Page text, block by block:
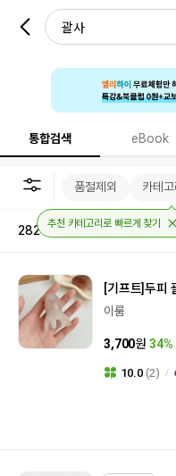
통합검색 eBook
품절제외 카테고
추천 카테고리로 빠르게 찾기
282건
[기프트]두피
이룸
3,700원34%
10.0 (2)